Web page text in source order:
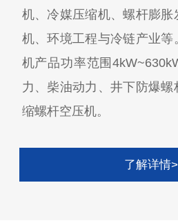
机、冷媒压缩机、螺杆膨
机、环境工程与冷链产业
机产品功率范围
力、柴油动力、井下防爆
缩螺杆空压机。
了解详情